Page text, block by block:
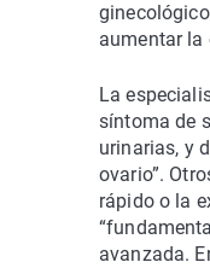
aumentar la
La
síntoma de
urinarias, y
ovario”.
rápido o la
avanzada.